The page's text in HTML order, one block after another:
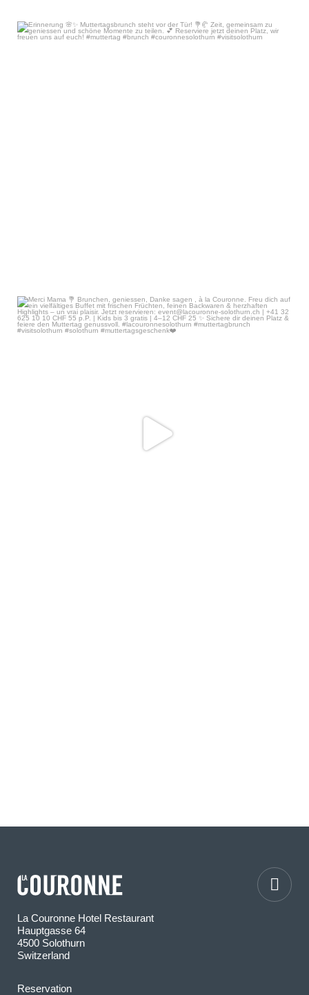
Erinnerung 🌸✨
Muttertagsbrunch steht vor der...
Merci Mama 💐
Brunchen, geniessen, Danke...
Apr 22
La Couronne Hotel Restaurant
Hauptgasse 64
4500 Solothurn
Switzerland
Reservation